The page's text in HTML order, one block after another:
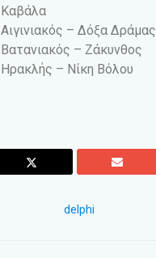
Καβάλα
Αιγινιακός – Δόξα Δράμας
Βατανιακός – Ζάκυνθος
Ηρακλής – Νίκη Βόλου